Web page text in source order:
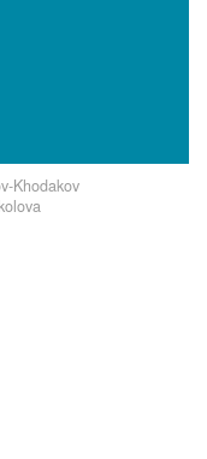
Khodakov